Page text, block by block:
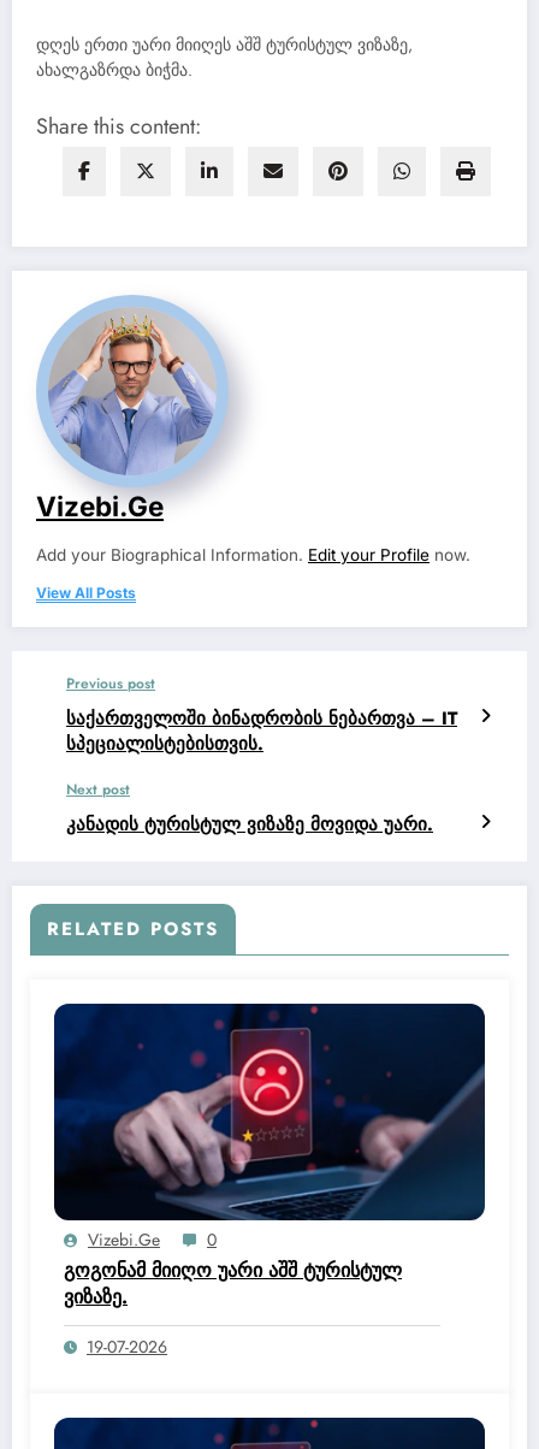
დღეს ერთი უარი მიიღეს აშშ ტურისტულ ვიზაზე,
ახალგაზრდა ბიჭმა.
Share this content:
Vizebi.ge
Add your Biographical Information. Edit your Profile now.
View All Posts
Previous post
საქართველოში ბინადრობის ნებართვა – IT
სპეციალისტებისთვის.
Next post
კანადის ტურისტულ ვიზაზე მოვიდა უარი.
RELATED POSTS
Vizebi.ge 0
გოგონამ მიიღო უარი აშშ ტურისტულ
ვიზაზე.
19-07-2026